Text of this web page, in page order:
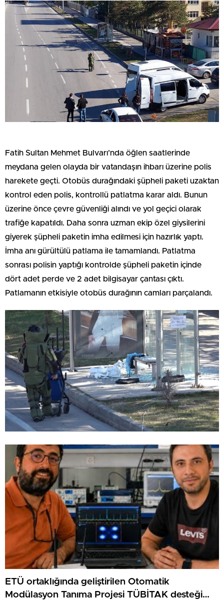
Fatih Sultan Mehmet Bulvarı’nda öğlen saatlerinde
meydana gelen olayda bir vatandaşın ihbarı üzerine polis
harekete geçti. Otobüs durağındaki şüpheli paketi uzaktan
kontrol eden polis, kontrollü patlatma karar aldı. Bunun
üzerine önce çevre güvenliği alındı ve yol geçici olarak
trafiğe kapatıldı. Daha sonra uzman ekip özel giysilerini
giyerek şüpheli paketin imha edilmesi için hazırlık yaptı.
İmha anı gürültülü patlama ile tamamlandı. Patlatma
sonrası polisin yaptığı kontrolde şüpheli paketin içinde
dört adet perde ve 2 adet bilgisayar çantası çıktı.
Patlamanın etkisiyle otobüs durağının camları parçalandı.
ETÜ ortaklığında geliştirilen Otomatik
Modülasyon Tanıma Projesi TÜBİTAK desteği